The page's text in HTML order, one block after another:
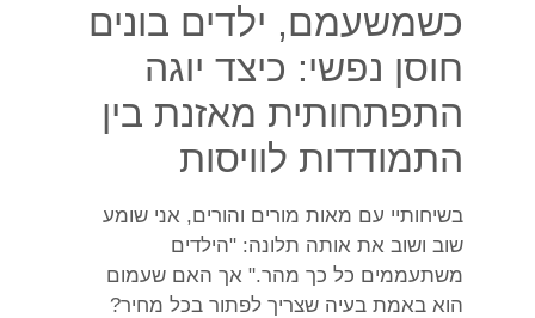
כשמשעמם, ילדים בונים
חוסן נפשי: כיצד יוגה
התפתחותית מאזנת בין
התמודדות לוויסות
בשיחותיי עם מאות מורים והורים, אני שומע
שוב ושוב את אותה תלונה: "הילדים
משתעממים כל כך מהר." אך האם שעמום
הוא באמת בעיה שצריך לפתור בכל מחיר?